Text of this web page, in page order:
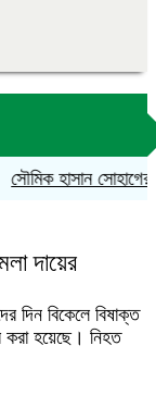
সৌমিক হাসান সোহাগের
দায়ের
দিন বিকেলে বিষাক্ত
করা হয়েছে। নিহত